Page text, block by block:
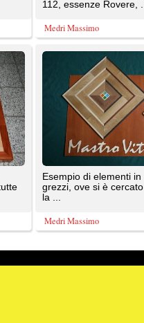
grezzi, ove si è cercato di evidenziare
la ...
Medri Massimo
Tutte le immagini presenti sul portale sono
T: 0,533